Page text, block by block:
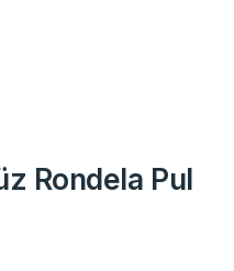
Rondela Pul